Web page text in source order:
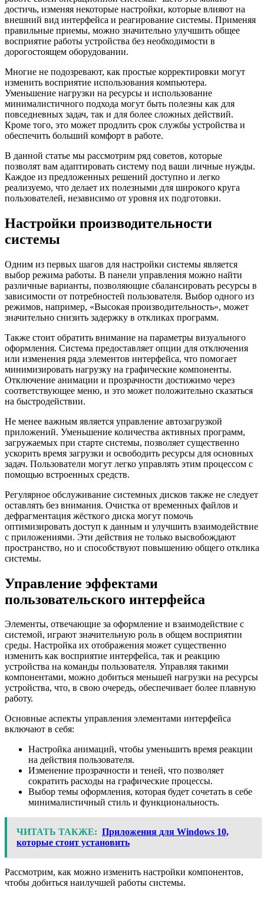
достичь, изменяя некоторые настройки, которые влияют на
внешний вид интерфейса и реагирование системы. Применяя
правильные приемы, можно значительно улучшить общее
восприятие работы устройства без необходимости в
дорогостоящем оборудовании.
Многие не подозревают, как простые корректировки могут
изменить восприятие использования компьютера.
Уменьшение нагрузки на ресурсы и использование
минималистичного подхода могут быть полезны как для
повседневных задач, так и для более сложных действий.
Кроме того, это может продлить срок службы устройства и
обеспечить больший комфорт в работе.
В данной статье мы рассмотрим ряд советов, которые
позволят вам адаптировать систему под ваши личные нужды.
Каждое из предложенных решений доступно и легко
реализуемо, что делает их полезными для широкого круга
пользователей, независимо от уровня их подготовки.
Настройки производительности
системы
Одним из первых шагов для настройки системы является
выбор режима работы. В панели управления можно найти
различные варианты, позволяющие сбалансировать ресурсы в
зависимости от потребностей пользователя. Выбор одного из
режимов, например, «Высокая производительность», может
значительно снизить задержку в откликах программ.
Также стоит обратить внимание на параметры визуального
оформления. Система предоставляет опции для отключения
или изменения ряда элементов интерфейса, что помогает
минимизировать нагрузку на графические компоненты.
Отключение анимации и прозрачности достижимо через
соответствующее меню, и это может положительно сказаться
на быстродействии.
Не менее важным является управление автозагрузкой
приложений. Уменьшение количества активных программ,
загружаемых при старте системы, позволяет существенно
ускорить время загрузки и освободить ресурсы для основных
задач. Пользователи могут легко управлять этим процессом с
помощью встроенных средств.
Регулярное обслуживание системных дисков также не следует
оставлять без внимания. Очистка от временных файлов и
дефрагментация жёсткого диска могут помочь
оптимизировать доступ к данным и улучшить взаимодействие
с приложениями. Эти действия не только высвобождают
пространство, но и способствуют повышению общего отклика
системы.
Управление эффектами
пользовательского интерфейса
Элементы, отвечающие за оформление и взаимодействие с
системой, играют значительную роль в общем восприятии
среды. Настройка их отображения может существенно
изменить как восприятие интерфейса, так и реакцию
устройства на команды пользователя. Управляя такими
компонентами, можно добиться меньшей нагрузки на ресурсы
устройства, что, в свою очередь, обеспечивает более плавную
работу.
Основные аспекты управления элементами интерфейса
включают в себя:
Настройка анимаций, чтобы уменьшить время реакции
на действия пользователя.
Изменение прозрачности и теней, что позволяет
сократить расходы на графические процессы.
Выбор темы оформления, которая будет сочетать в себе
минималистичный стиль и функциональность.
ЧИТАТЬ ТАКЖЕ: Приложения для Windows 10,
которые стоит установить
Рассмотрим, как можно изменить настройки компонентов,
чтобы добиться наилучшей работы системы.